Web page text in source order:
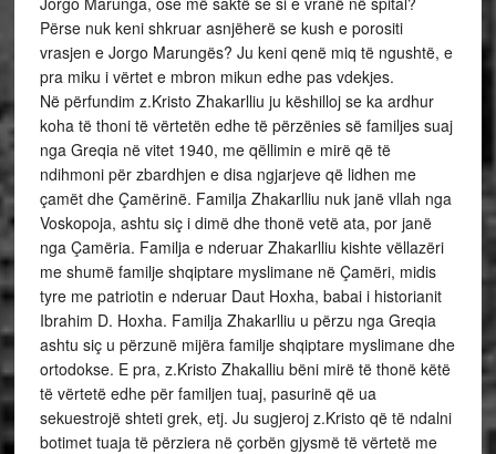
Përse nuk keni shkruar asnjëherë se kush e porositi
vrasjen e Jorgo Marungës? Ju keni qenë miq të ngushtë, e
pra miku i vërtet e mbron mikun edhe pas vdekjes.
Në përfundim z.Kristo Zhakarlliu ju këshilloj se ka ardhur
koha të thoni të vërtetën edhe të përzënies së familjes suaj
nga Greqia në vitet 1940, me qëllimin e mirë që të
ndihmoni për zbardhjen e disa ngjarjeve që lidhen me
çamët dhe Çamërinë. Familja Zhakarlliu nuk janë vllah nga
Voskopoja, ashtu siç i dimë dhe thonë vetë ata, por janë
nga Çamëria. Familja e nderuar Zhakarlliu kishte vëllazëri
me shumë familje shqiptare myslimane në Çamëri, midis
tyre me patriotin e nderuar Daut Hoxha, babai i historianit
Ibrahim D. Hoxha. Familja Zhakarlliu u përzu nga Greqia
ashtu siç u përzunë mijëra familje shqiptare myslimane dhe
ortodokse. E pra, z.Kristo Zhakalliu bëni mirë të thonë këtë
të vërtetë edhe për familjen tuaj, pasurinë që ua
sekuestrojë shteti grek, etj. Ju sugjeroj z.Kristo që të ndalni
botimet tuaja të përziera në çorbën gjysmë të vërtetë me